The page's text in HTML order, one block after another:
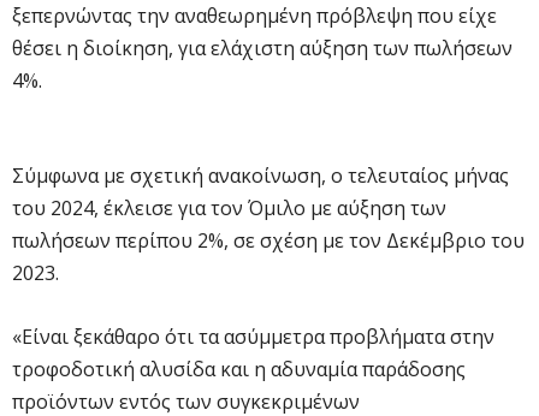
ξεπερνώντας την αναθεωρημένη πρόβλεψη που είχε
θέσει η διοίκηση, για ελάχιστη αύξηση των πωλήσεων
4%.
Σύμφωνα με σχετική ανακοίνωση, ο τελευταίος μήνας
του 2024, έκλεισε για τον Όμιλο με αύξηση των
πωλήσεων περίπου 2%, σε σχέση με τον Δεκέμβριο του
2023.
«Είναι ξεκάθαρο ότι τα ασύμμετρα προβλήματα στην
τροφοδοτική αλυσίδα και η αδυναμία παράδοσης
προϊόντων εντός των συγκεκριμένων